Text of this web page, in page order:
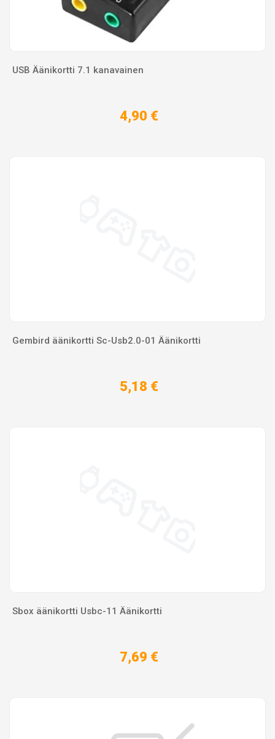
USB Äänikortti 7.1 kanavainen
4,90 €
Gembird äänikortti Sc-Usb2.0-01 Äänikortti
5,18 €
Sbox äänikortti Usbc-11 Äänikortti
7,69 €